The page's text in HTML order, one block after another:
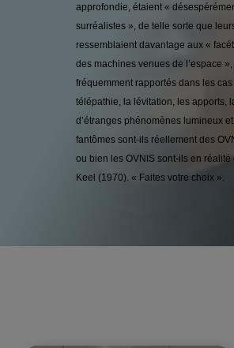
approfondie, étaient «
surréalistes », de telle sorte que
ressemblaient davantage aux «
des machines venues de l’espace
fréquemment rapportés dans les
télépathie, la lévitation, les apports,
d’étranges phénomènes lumineux
fantômes sont-ils réellement des
ou bien les OVNIS sont-ils en
Keel (1970). « Faites votre choix ».